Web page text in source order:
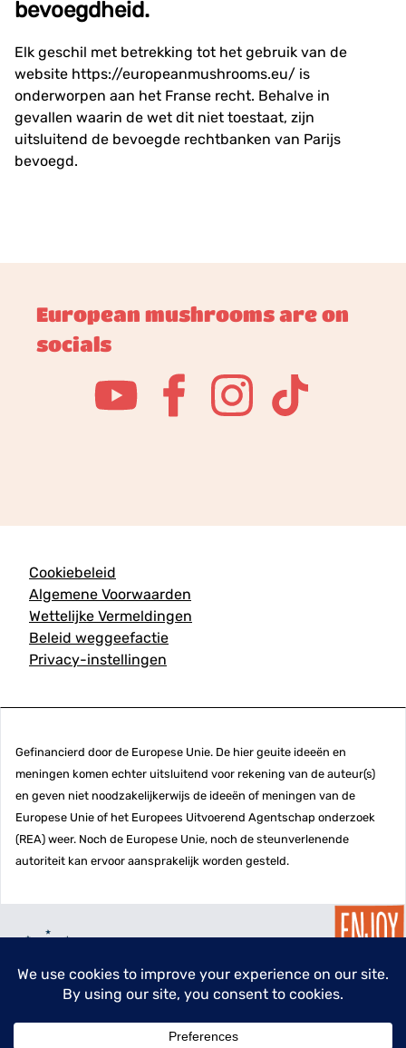
bevoegdheid.
Elk geschil met betrekking tot het gebruik van de
website https://europeanmushrooms.eu/ is
onderworpen aan het Franse recht. Behalve in
gevallen waarin de wet dit niet toestaat, zijn
uitsluitend de bevoegde rechtbanken van Parijs
bevoegd.
European mushrooms are on
socials
Cookiebeleid
Algemene Voorwaarden
Wettelijke Vermeldingen
Beleid weggeefactie
Privacy-instellingen
Gefinancierd door de Europese Unie. De hier geuite ideeën en
meningen komen echter uitsluitend voor rekening van de auteur(s)
en geven niet noodzakelijkerwijs de ideeën of meningen van de
Europese Unie of het Europees Uitvoerend Agentschap onderzoek
(REA) weer. Noch de Europese Unie, noch de steunverlenende
autoriteit kan ervoor aansprakelijk worden gesteld.